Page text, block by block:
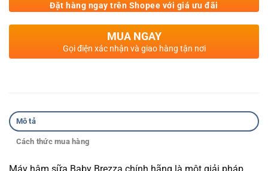
Đặt hàng ngay trên Shopee với giá ưu đãi
MUA NGAY
Gọi điện xác nhận và giao hàng tận nơi
Mô tả
Cách thức mua hàng